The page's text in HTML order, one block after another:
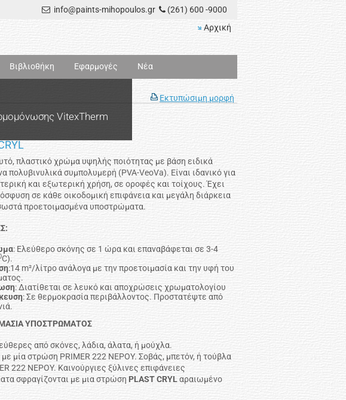
info@paints-mihopoulos.gr
(261) 600 -9000
Αρχική
Βιβλιοθήκη Εφαρμογές Νέα
VitexTherm
Εκτυπώσιμη μορφή
πλαστικό χρώμα υψηλής ποιότητας με βάση ειδικά
πολυβινυλικά συμπολυμερή (PVA-VeoVa). Είναι ιδανικό για
και εξωτερική χρήση, σε οροφές και τοίχους. Έχει
σε κάθε οικοδομική επιφάνεια και μεγάλη διάρκεια
προετοιμασμένα υποστρώματα.
: Ελεύθερο σκόνης σε 1 ώρα και επαναβάφεται σε 3-4
C).
:14 m²/λίτρο ανάλογα με την προετοιμασία και την υφή του
: Διατίθεται σε λευκό και αποχρώσεις χρωματολογίου
: Σε θερμοκρασία περιβάλλοντος. Προστατέψτε από
ΥΠΟΣΤΡΩΜΑΤΟΣ
από σκόνες, λάδια, άλατα, ή μούχλα.
μία στρώση PRIMER 222 ΝΕΡΟΥ. Σοβάς, μπετόν, ή τούβλα
222 ΝΕΡΟΥ. Καινούργιες ξύλινες επιφάνειες
σφραγίζονται με μια στρώση PLAST CRYLαραιωμένο